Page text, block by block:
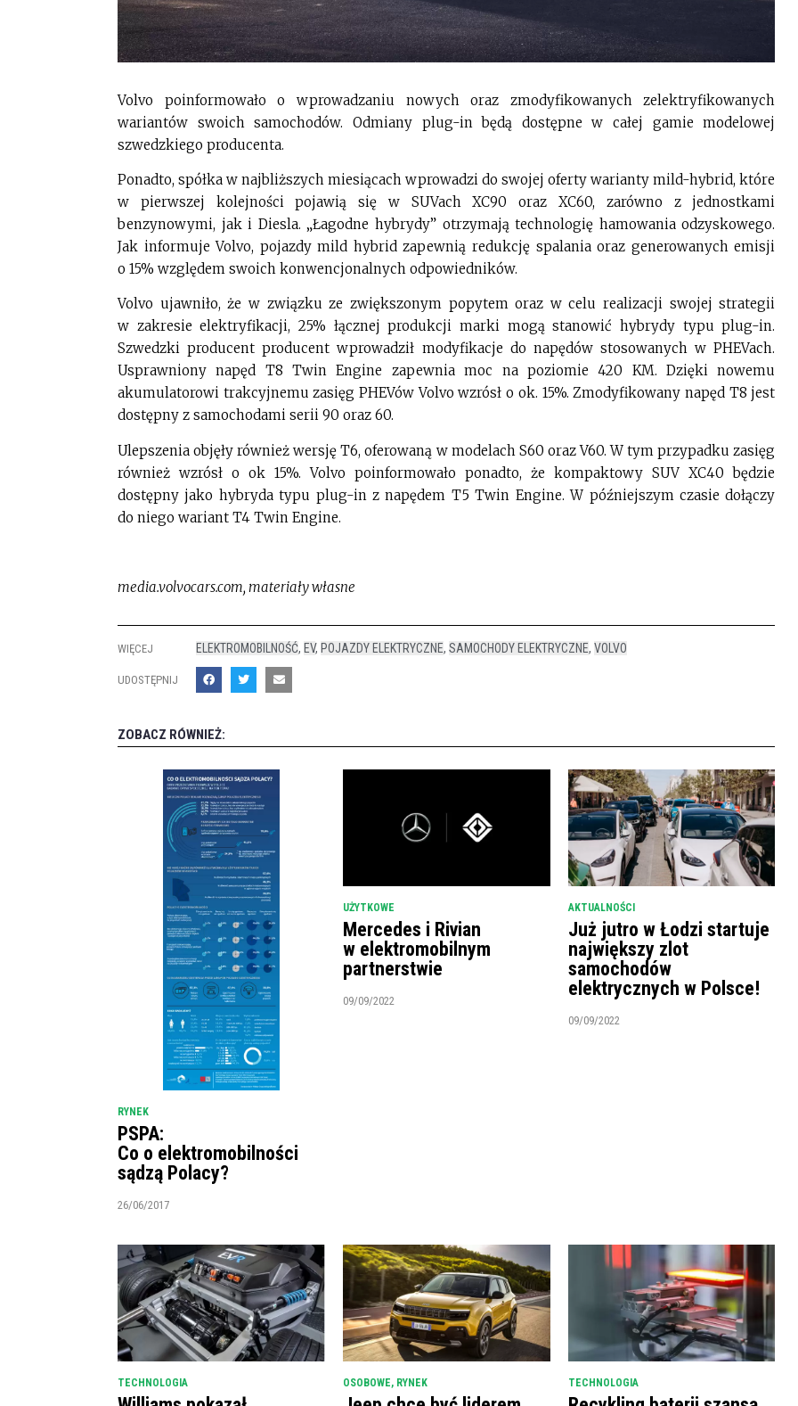
Volvo poinformowało o wprowadzaniu nowych oraz zmodyfikowanych zelektryfikowanych
wariantów swoich samochodów. Odmiany plug-in będą dostępne w całej gamie modelowej
szwedzkiego producenta.
Ponadto, spółka w najbliższych miesiącach wprowadzi do swojej oferty warianty mild-hybrid, które
w pierwszej kolejności pojawią się w SUVach XC90 oraz XC60, zarówno z jednostkami
benzynowymi, jak i Diesla. „Łagodne hybrydy” otrzymają technologię hamowania odzyskowego.
Jak informuje Volvo, pojazdy mild hybrid zapewnią redukcję spalania oraz generowanych emisji
o 15% względem swoich konwencjonalnych odpowiedników.
Volvo ujawniło, że w związku ze zwiększonym popytem oraz w celu realizacji swojej strategii
w zakresie elektryfikacji, 25% łącznej produkcji marki mogą stanowić hybrydy typu plug-in.
Szwedzki producent producent wprowadził modyfikacje do napędów stosowanych w PHEVach.
Usprawniony napęd T8 Twin Engine zapewnia moc na poziomie 420 KM. Dzięki nowemu
akumulatorowi trakcyjnemu zasięg PHEVów Volvo wzrósł o ok. 15%. Zmodyfikowany napęd T8 jest
dostępny z samochodami serii 90 oraz 60.
Ulepszenia objęły również wersję T6, oferowaną w modelach S60 oraz V60. W tym przypadku zasięg
również wzrósł o ok 15%. Volvo poinformowało ponadto, że kompaktowy SUV XC40 będzie
dostępny jako hybryda typu plug-in z napędem T5 Twin Engine. W późniejszym czasie dołączy
do niego wariant T4 Twin Engine.
media.volvocars.com, materiały własne
WIĘCEJ ELEKTROMOBILNOŚĆ, EV, POJAZDY ELEKTRYCZNE, SAMOCHODY ELEKTRYCZNE, VOLVO
UDOSTĘPNIJ
ZOBACZ RÓWNIEŻ:
RYNEK
PSPA:
Co o elektromobilności
sądzą Polacy?
26/06/2017
UŻYTKOWE
Mercedes i Rivian
w elektromobilnym
partnerstwie
09/09/2022
AKTUALNOŚCI
Już jutro w Łodzi startuje
największy zlot
samochodów
elektrycznych w Polsce!
09/09/2022
TECHNOLOGIA OSOBOWE, RYNEK TECHNOLOGIA